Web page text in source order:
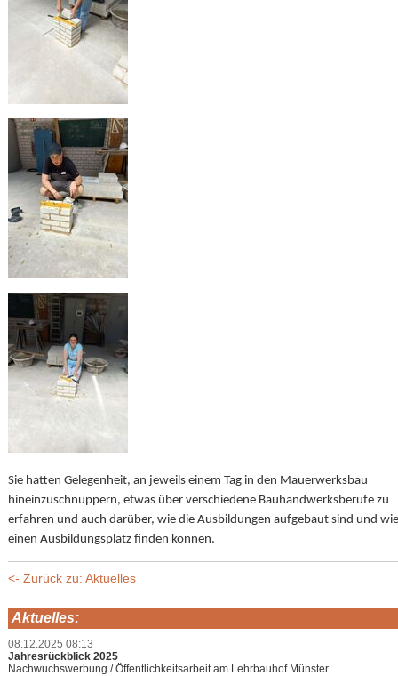
Sie hatten Gelegenheit, an jeweils einem Tag in den Mauerwerksbau
hineinzuschnuppern, etwas über verschiedene Bauhandwerksberufe zu
erfahren und auch darüber, wie die Ausbildungen aufgebaut sind und
einen Ausbildungsplatz finden können.
<- Zurück zu: Aktuelles
Aktuelles:
08.12.2025 08:13
Jahresrückblick 2025
Nachwuchswerbung / Öffentlichkeitsarbeit am Lehrbauhof Münster